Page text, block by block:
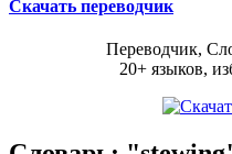
Скачать переводчик
Переводчик,
20+ языков,